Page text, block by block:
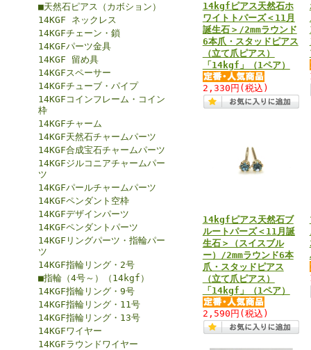
■天然石ピアス（カボション）
14KGF ネックレス
14KGFチェーン・鎖
14KGFパーツ金具
14KGF 留め具
14KGFスペーサー
14KGFチューブ・パイプ
14KGFコインフレーム・コイン
枠
14KGFチャーム
14KGF天然石チャームパーツ
14KGF合成宝石チャームパーツ
14KGFジルコニアチャームパー
ツ
14KGFパールチャームパーツ
14KGFペンダント空枠
14KGFデザインパーツ
14KGFペンダントパーツ
14KGFリングパーツ・指輪パー
ツ
14KGF指輪リング・2号
■指輪（4号～）（14kgf）
14KGF指輪リング・9号
14KGF指輪リング・11号
14KGF指輪リング・13号
14KGFワイヤー
14KGFラウンドワイヤー
14kgfピアス天然石ホ
ワイトトパーズ＜11月
誕生石＞/2mmラウンド
6本爪・スタッドピアス
（立て爪ピアス）
「14kgf」（1ペア）
2,330円 (税込)
14kgfピアス天然石ブ
ルートパーズ＜11月誕
生石＞（スイスブル
ー）/2mmラウンド6本
爪・スタッドピアス
（立て爪ピアス）
「14kgf」（1ペア）
2,590円 (税込)